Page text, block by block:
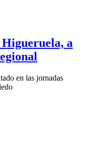
a
en las jornadas